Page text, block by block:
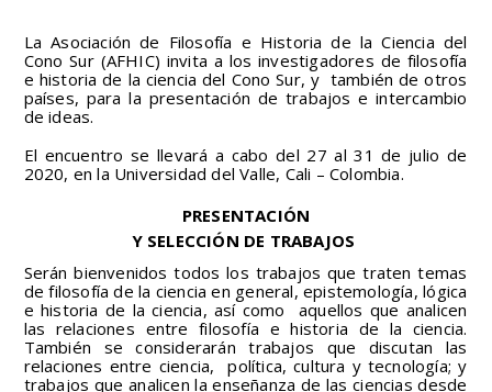
La Asociación de Filosofía e Historia de la Ciencia del
Cono Sur (AFHIC) invita a los investigadores de filosofía
e historia de la ciencia del Cono Sur, y también de otros
países, para la presentación de trabajos e intercambio
de ideas.
El encuentro se llevará a cabo del 27 al 31 de julio de
2020, en la Universidad del Valle, Cali – Colombia.
PRESENTACIÓN
Y SELECCIÓN DE TRABAJOS
Serán bienvenidos todos los trabajos que traten temas
de filosofía de la ciencia en general, epistemología, lógica
e historia de la ciencia, así como aquellos que analicen
las relaciones entre filosofía e historia de la ciencia.
También se considerarán trabajos que discutan las
relaciones entre ciencia, política, cultura y tecnología; y
trabajos que analicen la enseñanza de las ciencias desde